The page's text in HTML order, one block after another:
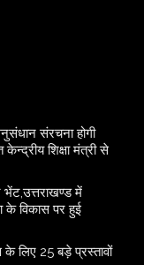
संरचना होगी
शिक्षा मंत्री से
भेंट,उत्तराखण्ड में
के विकास पर हुई
लिए 25 बड़े प्रस्तावों